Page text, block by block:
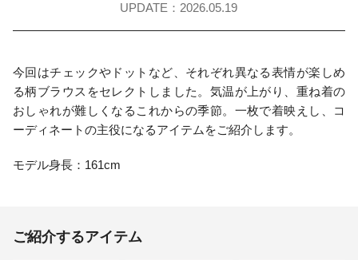
UPDATE：2026.05.19
今回はチェックやドットなど、それぞれ異なる表情が楽しめ
る柄ブラウスをセレクトしました。気温が上がり、重ね着の
おしゃれが難しくなるこれからの季節。一枚で着映えし、コ
ーディネートの主役になるアイテムをご紹介します。
モデル身長：161cm
ご紹介するアイテム